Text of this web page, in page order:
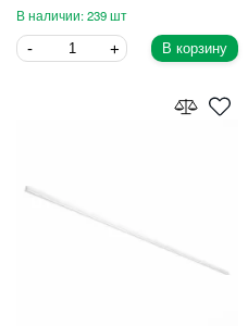
239
В корзину